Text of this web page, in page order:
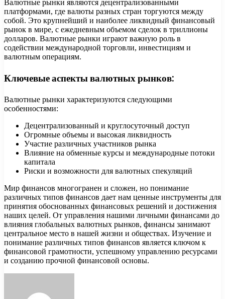
Валютные рынки являются децентрализованными
платформами, где валюты разных стран торгуются между
собой. Это крупнейший и наиболее ликвидный финансовый
рынок в мире, с ежедневным объемом сделок в триллионы
долларов. Валютные рынки играют важную роль в
содействии международной торговли, инвестициям и
валютным операциям.
Ключевые аспекты валютных рынков:
Валютные рынки характеризуются следующими
особенностями:
Децентрализованный и круглосуточный доступ
Огромные объемы и высокая ликвидность
Участие различных участников рынка
Влияние на обменные курсы и международные потоки
капитала
Риски и возможности для валютных спекуляций
Мир финансов многогранен и сложен, но понимание
различных типов финансов дает нам ценные инструменты для
принятия обоснованных финансовых решений и достижения
наших целей. От управления нашими личными финансами до
влияния глобальных валютных рынков, финансы занимают
центральное место в нашей жизни и обществах. Изучение и
понимание различных типов финансов является ключом к
финансовой грамотности, успешному управлению ресурсами
и созданию прочной финансовой основы.